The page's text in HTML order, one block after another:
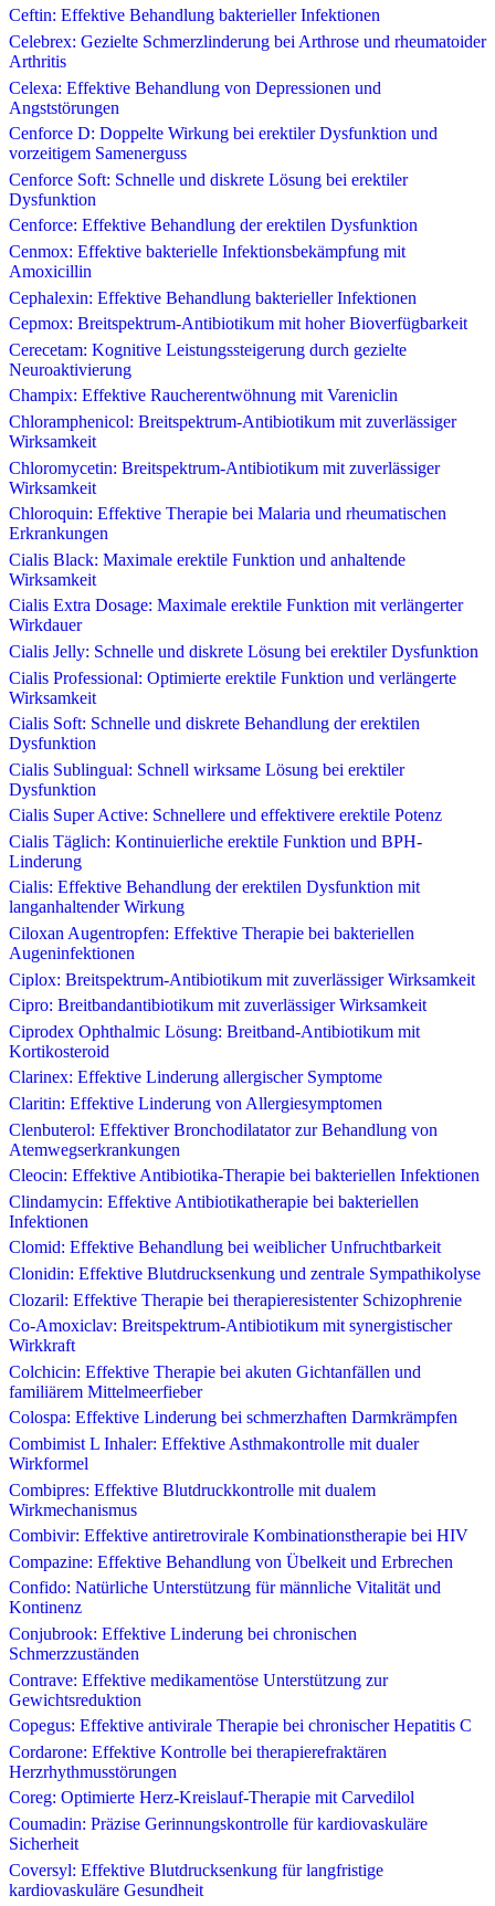
Ceftin: Effektive Behandlung bakterieller Infektionen
Celebrex: Gezielte Schmerzlinderung bei Arthrose und rheumatoider
Arthritis
Celexa: Effektive Behandlung von Depressionen und
Angststörungen
Cenforce D: Doppelte Wirkung bei erektiler Dysfunktion und
vorzeitigem Samenerguss
Cenforce Soft: Schnelle und diskrete Lösung bei erektiler
Dysfunktion
Cenforce: Effektive Behandlung der erektilen Dysfunktion
Cenmox: Effektive bakterielle Infektionsbekämpfung mit
Amoxicillin
Cephalexin: Effektive Behandlung bakterieller Infektionen
Cepmox: Breitspektrum-Antibiotikum mit hoher Bioverfügbarkeit
Cerecetam: Kognitive Leistungssteigerung durch gezielte
Neuroaktivierung
Champix: Effektive Raucherentwöhnung mit Vareniclin
Chloramphenicol: Breitspektrum-Antibiotikum mit zuverlässiger
Wirksamkeit
Chloromycetin: Breitspektrum-Antibiotikum mit zuverlässiger
Wirksamkeit
Chloroquin: Effektive Therapie bei Malaria und rheumatischen
Erkrankungen
Cialis Black: Maximale erektile Funktion und anhaltende
Wirksamkeit
Cialis Extra Dosage: Maximale erektile Funktion mit verlängerter
Wirkdauer
Cialis Jelly: Schnelle und diskrete Lösung bei erektiler Dysfunktion
Cialis Professional: Optimierte erektile Funktion und verlängerte
Wirksamkeit
Cialis Soft: Schnelle und diskrete Behandlung der erektilen
Dysfunktion
Cialis Sublingual: Schnell wirksame Lösung bei erektiler
Dysfunktion
Cialis Super Active: Schnellere und effektivere erektile Potenz
Cialis Täglich: Kontinuierliche erektile Funktion und BPH-
Linderung
Cialis: Effektive Behandlung der erektilen Dysfunktion mit
langanhaltender Wirkung
Ciloxan Augentropfen: Effektive Therapie bei bakteriellen
Augeninfektionen
Ciplox: Breitspektrum-Antibiotikum mit zuverlässiger Wirksamkeit
Cipro: Breitbandantibiotikum mit zuverlässiger Wirksamkeit
Ciprodex Ophthalmic Lösung: Breitband-Antibiotikum mit
Kortikosteroid
Clarinex: Effektive Linderung allergischer Symptome
Claritin: Effektive Linderung von Allergiesymptomen
Clenbuterol: Effektiver Bronchodilatator zur Behandlung von
Atemwegserkrankungen
Cleocin: Effektive Antibiotika-Therapie bei bakteriellen Infektionen
Clindamycin: Effektive Antibiotikatherapie bei bakteriellen
Infektionen
Clomid: Effektive Behandlung bei weiblicher Unfruchtbarkeit
Clonidin: Effektive Blutdrucksenkung und zentrale Sympathikolyse
Clozaril: Effektive Therapie bei therapieresistenter Schizophrenie
Co-Amoxiclav: Breitspektrum-Antibiotikum mit synergistischer
Wirkkraft
Colchicin: Effektive Therapie bei akuten Gichtanfällen und
familiärem Mittelmeerfieber
Colospa: Effektive Linderung bei schmerzhaften Darmkrämpfen
Combimist L Inhaler: Effektive Asthmakontrolle mit dualer
Wirkformel
Combipres: Effektive Blutdruckkontrolle mit dualem
Wirkmechanismus
Combivir: Effektive antiretrovirale Kombinationstherapie bei HIV
Compazine: Effektive Behandlung von Übelkeit und Erbrechen
Confido: Natürliche Unterstützung für männliche Vitalität und
Kontinenz
Conjubrook: Effektive Linderung bei chronischen
Schmerzzuständen
Contrave: Effektive medikamentöse Unterstützung zur
Gewichtsreduktion
Copegus: Effektive antivirale Therapie bei chronischer Hepatitis C
Cordarone: Effektive Kontrolle bei therapierefraktären
Herzrhythmusstörungen
Coreg: Optimierte Herz-Kreislauf-Therapie mit Carvedilol
Coumadin: Präzise Gerinnungskontrolle für kardiovaskuläre
Sicherheit
Coversyl: Effektive Blutdrucksenkung für langfristige
kardiovaskuläre Gesundheit